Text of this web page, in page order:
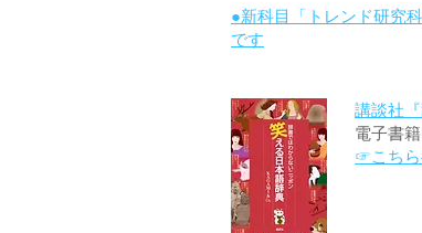
●新科目「トレンド研究
です
講談社
電子書籍
☞こちら